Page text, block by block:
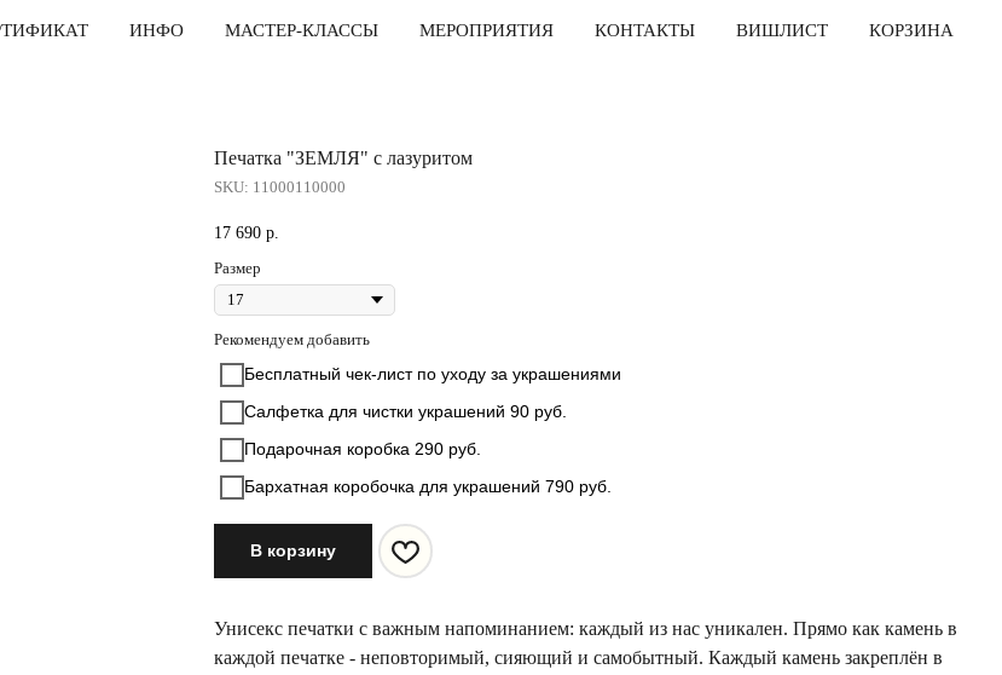
ИНФО МАСТЕР-КЛАССЫ МЕРОПРИЯТИЯ КОНТАКТЫ ВИШЛИСТ КОРЗИНА
Печатка "ЗЕМЛЯ" с лазуритом
SKU: 11000110000
17 690 р.
Размер
Рекомендуем добавить
Бесплатный чек-лист по уходу за украшениями
Салфетка для чистки украшений 90 руб.
Подарочная коробка 290 руб.
Бархатная коробочка для украшений 790 руб.
В корзину
Унисекс печатки с важным напоминанием: каждый из нас уникален. Прямо как камень в
каждой печатке - неповторимый, сияющий и самобытный. Каждый камень закреплён в